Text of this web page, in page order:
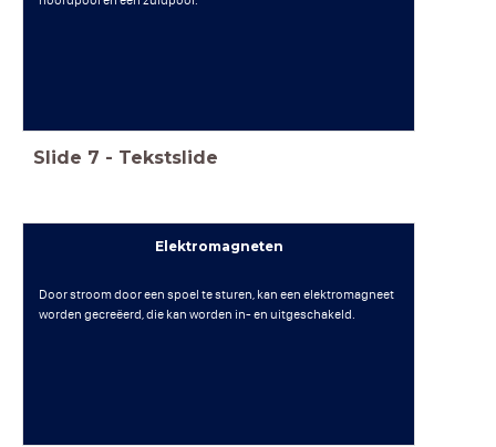
Slide 7 - Tekstslide
Elektromagneten
Door stroom door een spoel te sturen, kan een elektromagneet
worden gecreëerd, die kan worden in- en uitgeschakeld.